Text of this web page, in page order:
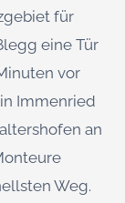
für
eine Tür
vor
Immenried
an
Weg.